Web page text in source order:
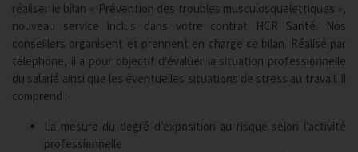
réaliser le bilan « Prévention des troubles musculosquelettiques »,
nouveau service inclus dans votre contrat HCR Santé. Nos
conseillers organisent et prennent en charge ce bilan. Réalisé par
téléphone, il a pour objectif d’évaluer la situation professionnelle
du salarié ainsi que les éventuelles situations de stress au travail. Il
comprend :
La mesure du degré d’exposition au risque selon l’activité
professionnelle